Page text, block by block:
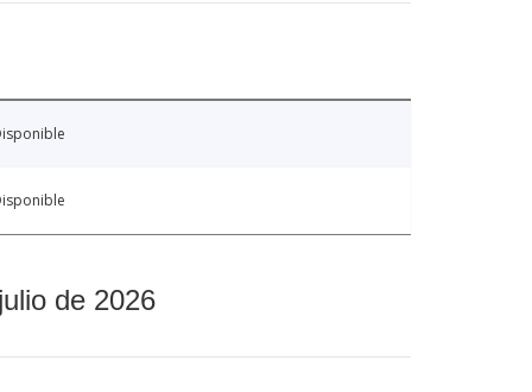
de 2026